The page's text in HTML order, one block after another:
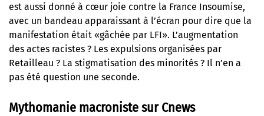
est aussi donné à cœur joie contre la France Insoumise,
avec un bandeau apparaissant à l’écran pour dire que la
manifestation était «gâchée par LFI». L’augmentation
des actes racistes ? Les expulsions organisées par
Retailleau ? La stigmatisation des minorités ? Il n’en a
pas été question une seconde.
Mythomanie macroniste sur Cnews